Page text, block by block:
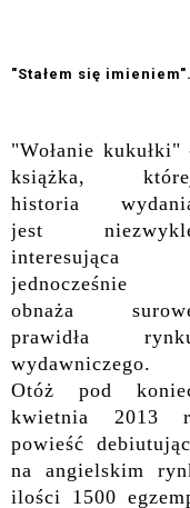
"Stałem się imieniem".
"Wołanie kukułki"
książka,
historia
jest
interesująca
jednocześnie
obnaża
prawidła
wydawniczego.
Otóż pod
kwietnia 2013
powieść
na angielskim
ilości 1500